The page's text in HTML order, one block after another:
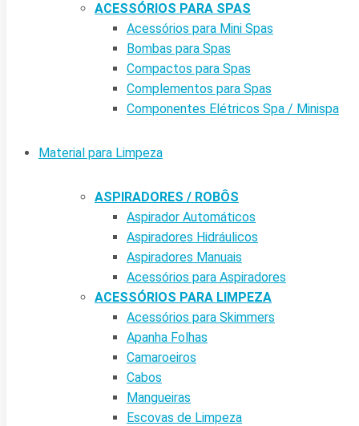
ACESSÓRIOS PARA SPAS
Acessórios para Mini Spas
Bombas para Spas
Compactos para Spas
Complementos para Spas
Componentes Elétricos Spa / Minispa
Material para Limpeza
ASPIRADORES / ROBÔS
Aspirador Automáticos
Aspiradores Hidráulicos
Aspiradores Manuais
Acessórios para Aspiradores
ACESSÓRIOS PARA LIMPEZA
Acessórios para Skimmers
Apanha Folhas
Camaroeiros
Cabos
Mangueiras
Escovas de Limpeza